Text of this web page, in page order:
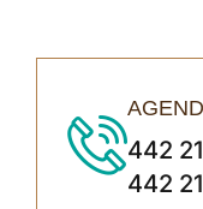
442
442